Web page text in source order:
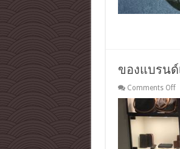
ส
อ
ของแบรน
Comments Offon